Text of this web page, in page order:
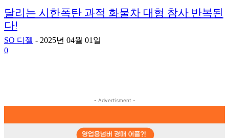
달리는 시한폭탄 과적 화물차 대형 참사 반복된
다!
SO 디젤 - 2025년 04월 01일
0
- Advertisment -